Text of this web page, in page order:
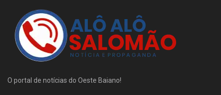
O portal de notícias do Oeste Baiano!